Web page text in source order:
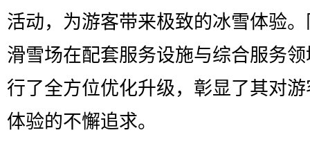
活动，为游客带来极致的冰雪体验
滑雪场在配套服务设施与综合服务
行了全方位优化升级，彰显了其对
体验的不懈追求。